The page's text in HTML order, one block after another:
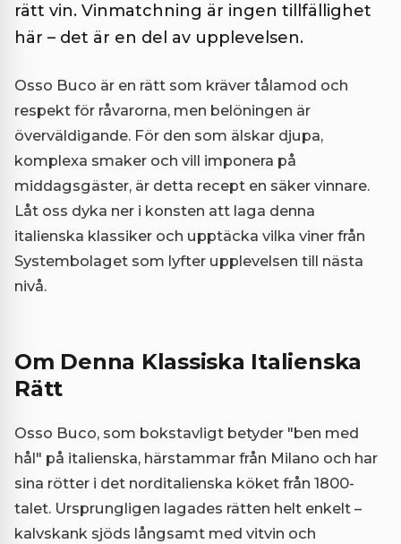
rätt vin. Vinmatchning är ingen tillfällighet
här – det är en del av upplevelsen.
Osso Buco är en rätt som kräver tålamod och
respekt för råvarorna, men belöningen är
överväldigande. För den som älskar djupa,
komplexa smaker och vill imponera på
middagsgäster, är detta recept en säker vinnare.
Låt oss dyka ner i konsten att laga denna
italienska klassiker och upptäcka vilka viner från
Systembolaget som lyfter upplevelsen till nästa
nivå.
Om Denna Klassiska Italienska
Rätt
Osso Buco, som bokstavligt betyder "ben med
hål" på italienska, härstammar från Milano och har
sina rötter i det norditalienska köket från 1800-
talet. Ursprungligen lagades rätten helt enkelt –
kalvskank sjöds långsamt med vitvin och